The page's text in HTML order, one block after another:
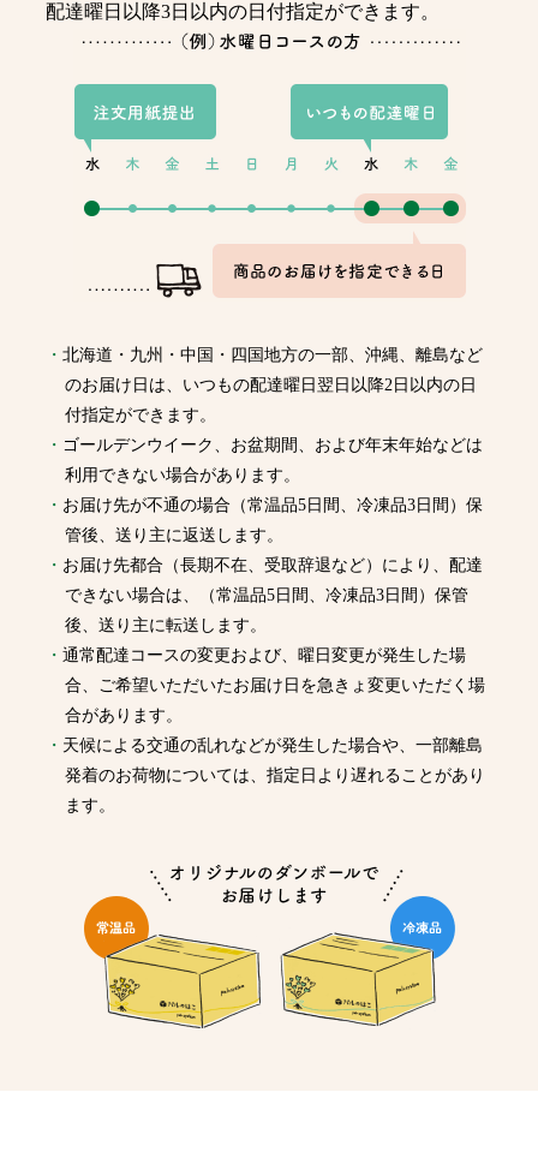
配達曜日以降3日以内の日付指定ができます。
北海道・九州・中国・四国地方の一部、沖縄、離島など
のお届け日は、いつもの配達曜日翌日以降2日以内の日
付指定ができます。
ゴールデンウイーク、お盆期間、および年末年始などは
利用できない場合があります。
お届け先が不通の場合（常温品5日間、冷凍品3日間）保
管後、送り主に返送します。
お届け先都合（長期不在、受取辞退など）により、配達
できない場合は、（常温品5日間、冷凍品3日間）保管
後、送り主に転送します。
通常配達コースの変更および、曜日変更が発生した場
合、ご希望いただいたお届け日を急きょ変更いただく場
合があります。
天候による交通の乱れなどが発生した場合や、一部離島
発着のお荷物については、指定日より遅れることがあり
ます。